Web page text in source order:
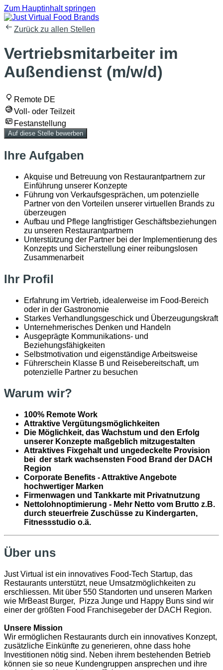
Zum Hauptinhalt springen
Zurück zu allen Stellen
Vertriebsmitarbeiter im
Außendienst (m/w/d)
Remote DE
Voll- oder Teilzeit
Festanstellung
Auf diese Stelle bewerben
Ihre Aufgaben
Akquise und Betreuung von Restaurantpartnern zur
Einführung unserer Konzepte
Führung von Verkaufsgesprächen, um potenzielle
Partner von den Vorteilen unserer virtuellen Brands zu
überzeugen
Aufbau und Pflege langfristiger Geschäftsbeziehungen
zu unseren Restaurantpartnern
Unterstützung der Partner bei der Implementierung des
Konzepts und Sicherstellung einer reibungslosen
Zusammenarbeit
Ihr Profil
Erfahrung im Vertrieb, idealerweise im Food-Bereich
oder in der Gastronomie
Starkes Verhandlungsgeschick und Überzeugungskraft
Unternehmerisches Denken und Handeln
Ausgeprägte Kommunikations- und
Beziehungsfähigkeiten
Selbstmotivation und eigenständige Arbeitsweise
Führerschein Klasse B und Reisebereitschaft, um
potenzielle Partner zu besuchen
Warum wir?
100% Remote Work
Attraktive Vergütungsmöglichkeiten
Die Möglichkeit, das Wachstum und den Erfolg
unserer Konzepte maßgeblich mitzugestalten
Attraktives Fixgehalt und ungedeckelte Provision
bei der stark wachsensten Food Brand der DACH
Region
Corporate Benefits - Attraktive Angebote
hochwertiger Marken
Firmenwagen und Tankkarte mit Privatnutzung
Nettolohnoptimierung - Mehr Netto vom Brutto z.B.
durch steuerfreie Zuschüsse zu Kindergarten,
Fitnessstudio o.ä.
Über uns
Just Virtual ist ein innovatives Food-Tech Startup, das
Restaurants unterstützt, neue Umsatzmöglichkeiten zu
erschliessen. Mit über 550 Standorten und unseren Marken
wie MrBeast Burger, Pizza Junge und Happy Buns sind wir
einer der größten Food Franchisegeber der DACH Region.
Unsere Mission
Wir ermöglichen Restaurants durch ein innovatives Konzept,
zusätzliche Einkünfte zu generieren, ohne dass hohe
Investitionen nötig sind. Neben ihrem bestehenden Betrieb
können sie so neue Kundengruppen ansprechen und ihre